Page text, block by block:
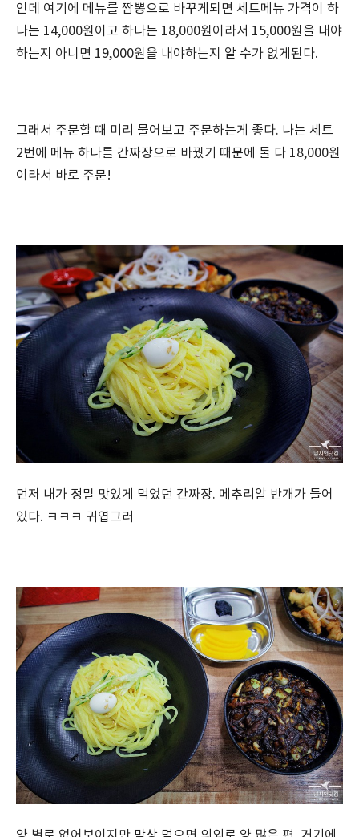
인데 여기에 메뉴를 짬뽕으로 바꾸게되면 세트메뉴 가격이 하
나는 14,000원이고 하나는 18,000원이라서 15,000원을 내야
하는지 아니면 19,000원을 내야하는지 알 수가 없게된다.
그래서 주문할 때 미리 물어보고 주문하는게 좋다. 나는 세트
2번에 메뉴 하나를 간짜장으로 바꿨기 때문에 둘 다 18,000원
이라서 바로 주문!
먼저 내가 정말 맛있게 먹었던 간짜장. 메추리알 반개가 들어
있다. ㅋㅋㅋ 귀엽그러